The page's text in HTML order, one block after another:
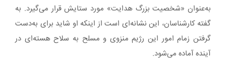
به‌عنوان «شخصیت بزرگ هدایت» مورد ستایش قرار می‌گیرد. به
گفته کارشناسان، این نشانه‌ای است از اینکه او شاید برای به‌دست
گرفتن زمام امور این رژیم منزوی و مسلح به سلاح هسته‌ای در
آینده آماده می‌شود.